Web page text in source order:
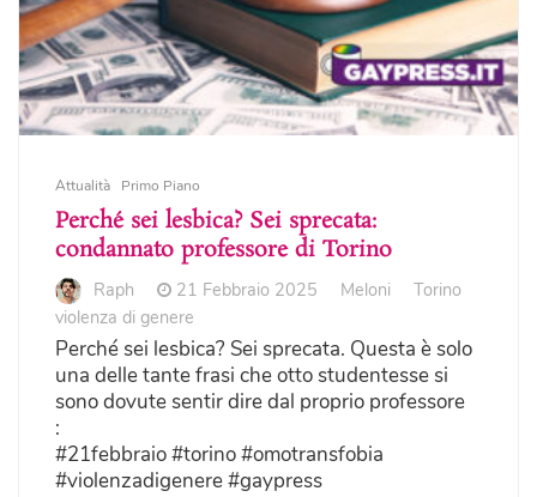
Attualità Primo Piano
Perché sei lesbica? Sei sprecata:
condannato professore di Torino
Raph 21 Febbraio 2025 Meloni
Torino
violenza di genere
Perché sei lesbica? Sei sprecata. Questa è solo
una delle tante frasi che otto studentesse si
sono dovute sentir dire dal proprio professore
:
#21febbraio #torino #omotransfobia
#violenzadigenere #gaypress